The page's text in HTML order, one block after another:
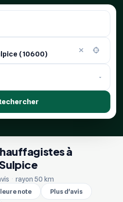
à
· rayon 50 km
note Plus d'avis